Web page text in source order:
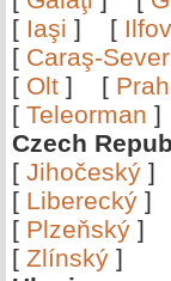
[ Iaşi ] [ Ilfov
[ Caraş-
[ Olt ] [
[ Teleorman ]
Czech
[ Jihočeský ]
[ Liberecký ]
[ Plzeňský ]
[ Zlínský ]